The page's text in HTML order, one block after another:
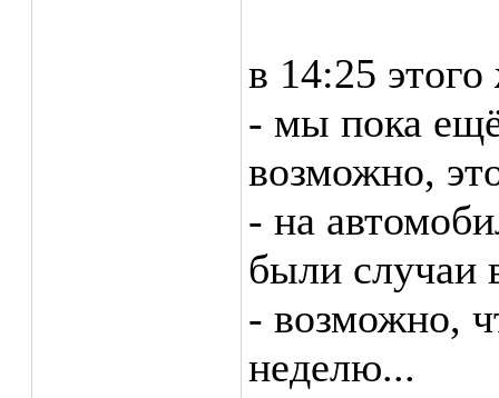
в 14:25
- мы пока
возможно,
- на
были случаи
- возможно,
неделю...